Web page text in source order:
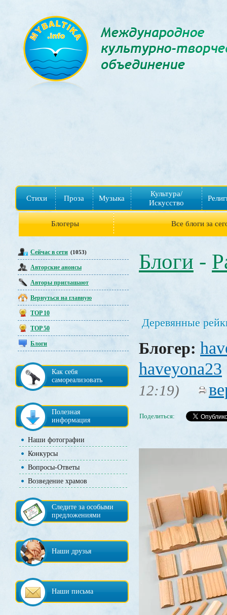
Стихи Проза Музыка
Культура/
Искусство
Блогеры Все блоги за
Сейчас в сети (1053)
Авторские анонсы
Авторы приглашают
Вернуться на главную
TOP 10
TOP 50
Блоги
Как себя
самореализовать
Полезная
информация
Наши фотографии
Конкурсы
Вопросы-Ответы
Возведение храмов
Следите за особыми
предложениями
Наши друзья
Наши письма
Блоги -
Деревянные
Блогер:
haveyona23
12:19)
Поделиться: